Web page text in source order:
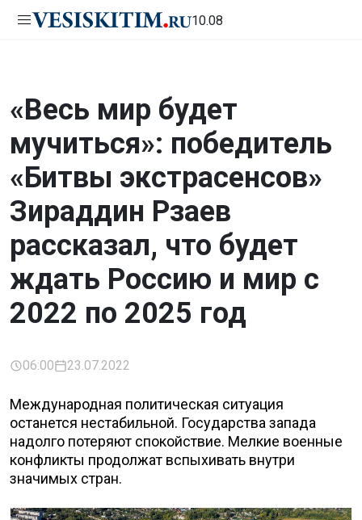
10.08
«Весь мир будет
мучиться»: победитель
«Битвы экстрасенсов»
Зираддин Рзаев
рассказал, что будет
ждать Россию и мир с
2022 по 2025 год
06:00 23.07.2022
Международная политическая ситуация
останется нестабильной. Государства запада
надолго потеряют спокойствие. Мелкие военные
конфликты продолжат вспыхивать внутри
значимых стран.